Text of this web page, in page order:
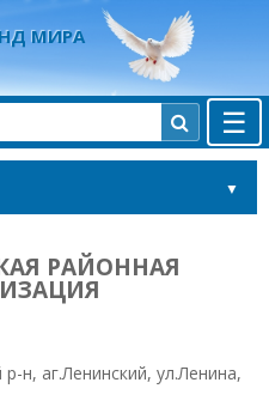
МИРА
☰

РАЙОННАЯ
н, аг.Ленинский, ул.Ленина,